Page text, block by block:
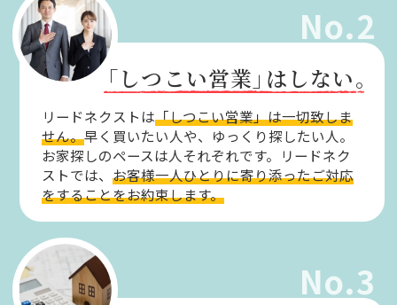
No.2
「しつこい営業」はしない。
リードネクストは「しつこい営業」は一切致しま
せん。早く買いたい人や、ゆっくり探したい人。
お家探しのペースは人それぞれです。リードネク
ストでは、お客様一人ひとりに寄り添ったご対応
をすることをお約束します。
No.3